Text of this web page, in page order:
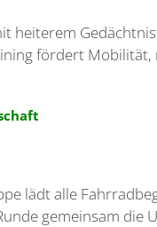
heiterem
fördert
:
lädt alle
gemeinsam die